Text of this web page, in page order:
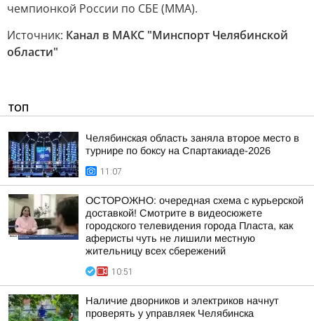
чемпионкой России по СБЕ (ММА).
Источник: Канал в МАКС "Минспорт Челябинской
области"
ТОП
Челябинская область заняла второе место в
турнире по боксу на Спартакиаде-2026
11:07
ОСТОРОЖНО: очередная схема с курьерской
доставкой! Смотрите в видеосюжете
городского телевидения города Пласта, как
аферисты чуть не лишили местную
жительницу всех сбережений
10:51
Наличие дворников и электриков начнут
проверять у управляек Челябинска